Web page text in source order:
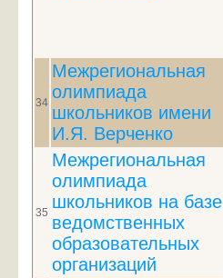
34
Межрегиональная
олимпиада
школьников имени
И.Я. Верченко
35
Межрегиональная
олимпиада
школьников на базе
ведомственных
образовательных
организаций